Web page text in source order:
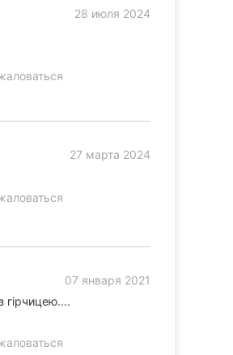
28 июля 2024
27 марта 2024
07 января 2021
гірчицею....